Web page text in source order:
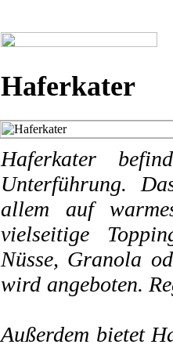
Haferkater
Haferkater
Unterführung.
allem auf
vielseitige
Nüsse, Granola
wird angeboten.
Außerdem bietet